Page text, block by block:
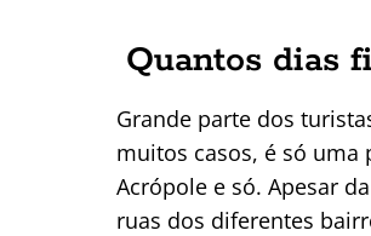
Quantos dias
Grande parte dos
muitos casos, é só uma
Acrópole e só. Apesar
ruas dos diferentes